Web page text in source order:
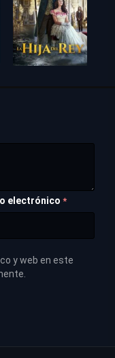
electrónico *
y web en este